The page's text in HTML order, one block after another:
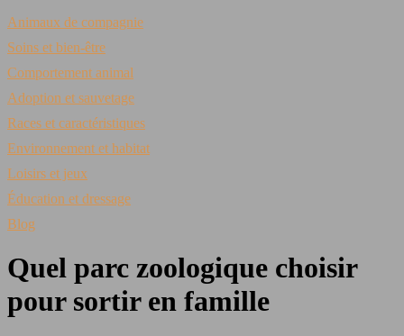
Animaux de compagnie
Soins et bien-être
Comportement animal
Adoption et sauvetage
Races et caractéristiques
Environnement et habitat
Loisirs et jeux
Éducation et dressage
Blog
Quel parc zoologique choisir
pour sortir en famille